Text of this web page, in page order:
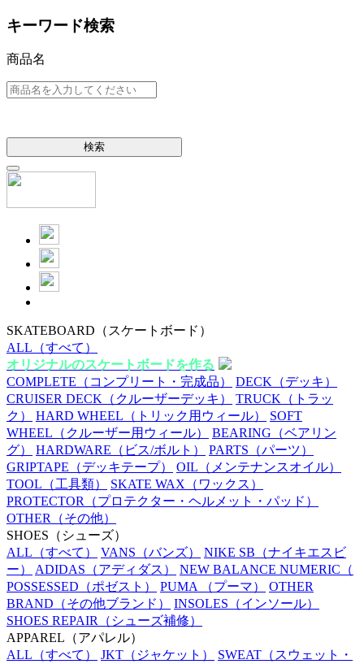
キーワード検索
商品名
検索
SKATEBOARD （スケートボード）
ALL （すべて）
オリジナルのスケートボードを作る
COMPLETE （コンプリート・完成品） DECK （デッキ）
CRUISER DECK （クルーザーデッキ） TRUCK （トラッ
ク）
HARD WHEEL （トリック用ウィール）
SOFT
WHEEL （クルーザー用ウィール） BEARING （ベアリン
グ）
HARDWARE （ビス/ボルト） PARTS （パーツ）
GRIPTAPE （デッキテープ） OIL （メンテナンスオイル）
TOOL （工具類） SKATE WAX （ワックス）
PROTECTOR （プロテクター・ヘルメット・パッド）
OTHER （その他）
SHOES （シューズ）
ALL （すべて） VANS （バンズ） NIKE SB （ナイキエスビ
ー）
ADIDAS （アディダス） NEW BALANCE NUMERIC （
POSSESSED （ポゼスト） PUMA （プーマ）
OTHER
BRAND （その他ブランド） INSOLES （インソール）
SHOES REPAIR （シューズ補修）
APPAREL （アパレル）
ALL （すべて） JKT （ジャケット） SWEAT （スウェット・